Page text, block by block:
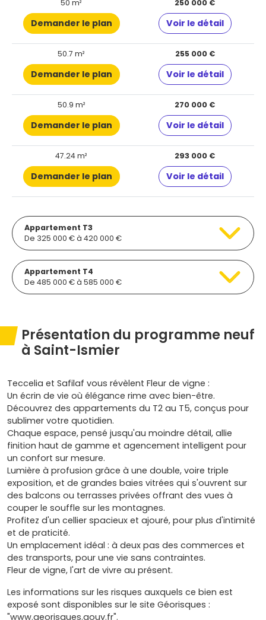
50 m² 250 000 €
Demander le plan Voir le détail
50.7 m² 255 000 €
Demander le plan Voir le détail
50.9 m² 270 000 €
Demander le plan Voir le détail
47.24 m² 293 000 €
Demander le plan Voir le détail
Appartement T3
De 325 000 € à 420 000 €
Appartement T4
De 485 000 € à 585 000 €
Présentation du programme neuf
à Saint-Ismier
Teccelia et Safilaf vous révèlent Fleur de vigne :
Un écrin de vie où élégance rime avec bien-être.
Découvrez des appartements du T2 au T5, conçus pour
sublimer votre quotidien.
Chaque espace, pensé jusqu'au moindre détail, allie
finition haut de gamme et agencement intelligent pour
un confort sur mesure.
Lumière à profusion grâce à une double, voire triple
exposition, et de grandes baies vitrées qui s'ouvrent sur
des balcons ou terrasses privées offrant des vues à
couper le souffle sur les montagnes.
Profitez d'un cellier spacieux et ajouré, pour plus d'intimité
et de praticité.
Un emplacement idéal : à deux pas des commerces et
des transports, pour une vie sans contraintes.
Fleur de vigne, l'art de vivre au présent.
Les informations sur les risques auxquels ce bien est
exposé sont disponibles sur le site Géorisques :
"www.georisques.gouv.fr".